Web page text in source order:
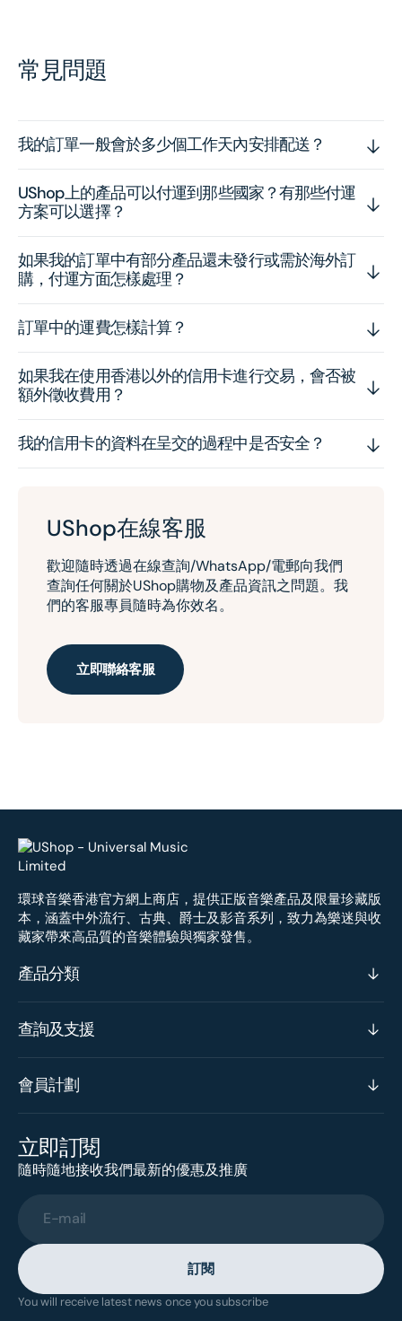
常見問題
我的訂單一般會於多少個工作天內安排配送？
UShop上的產品可以付運到那些國家？有那些付運
方案可以選擇？
如果我的訂單中有部分產品還未發行或需於海外訂
購，付運方面怎樣處理？
訂單中的運費怎樣計算？
如果我在使用香港以外的信用卡進行交易，會否被
額外徵收費用？
我的信用卡的資料在呈交的過程中是否安全？
UShop在線客服
歡迎隨時透過在線查詢/WhatsApp/電郵向我們
查詢任何關於UShop購物及產品資訊之問題。我
們的客服專員隨時為你效名。
立即聯絡客服
環球音樂香港官方網上商店，提供正版音樂產品及限量珍藏版
本，涵蓋中外流行、古典、爵士及影音系列，致力為樂迷與收
藏家帶來高品質的音樂體驗與獨家發售。
產品分類
查詢及支援
會員計劃
立即訂閱
隨時隨地接收我們最新的優惠及推廣
E-mail
訂閱
You will receive latest news once you subscribe